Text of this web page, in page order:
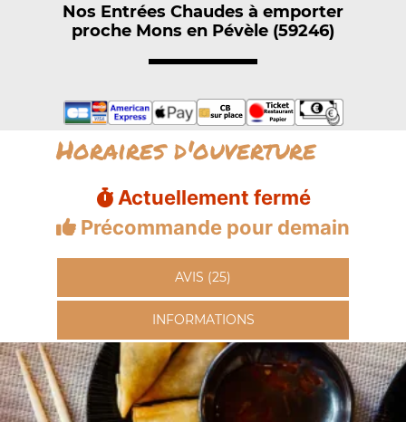
Nos Entrées Chaudes à emporter
proche Mons en Pévèle (59246)
Horaires d'ouverture
Actuellement fermé
Précommande pour demain
AVIS (25)
INFORMATIONS